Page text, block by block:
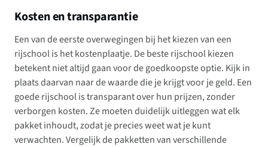
Kosten en transparantie
Een van de eerste overwegingen bij het kiezen van een
rijschool is het kostenplaatje. De beste rijschool kiezen
betekent niet altijd gaan voor de goedkoopste optie. Kijk in
plaats daarvan naar de waarde die je krijgt voor je geld. Een
goede rijschool is transparant over hun prijzen, zonder
verborgen kosten. Ze moeten duidelijk uitleggen wat elk
pakket inhoudt, zodat je precies weet wat je kunt
verwachten. Vergelijk de pakketten van verschillende